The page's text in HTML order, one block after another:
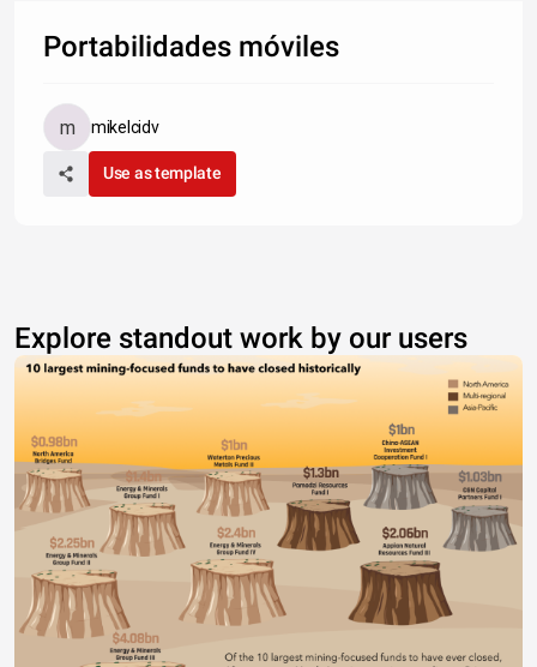
Portabilidades móviles
mikelcidv
Use as template
Explore standout work by our users